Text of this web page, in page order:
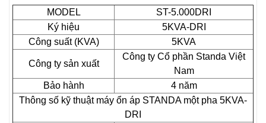
MODEL
ST-5.000DRI
Ký hiệu
5KVA-DRI
Công suất (KVA)
5KVA
Công ty sản xuất
Công ty Cổ phần Standa Việt
Nam
Bảo hành
4 năm
Thông số kỹ thuật máy ổn áp STANDA một pha 5KVA-
DRI